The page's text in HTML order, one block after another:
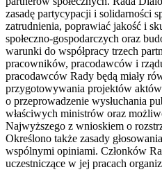
zasadę partycypacji i solidarności
zatrudnienia, poprawiać jakość i
społeczno-gospodarczych oraz
warunki do współpracy trzech
pracowników, pracodawców i
pracodawców Rady będą miały
przygotowywania projektów
o przeprowadzenie wysłuchania
właściwych ministrów oraz
Najwyższego z wnioskiem o
Określono także zasady
wspólnymi opiniami. Członków
uczestniczące w jej pracach